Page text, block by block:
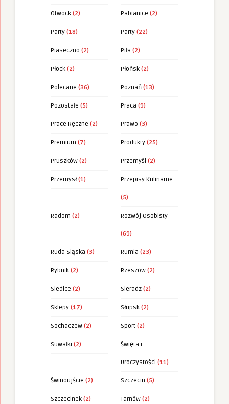
Otwock (2) Pabianice (2)
Party (18) Party (22)
Piaseczno (2) Piła (2)
Płock (2) Płońsk (2)
Polecane (36) Poznań (13)
Pozostałe (5) Praca (9)
Prace Ręczne (2) Prawo (3)
Premium (7) Produkty (25)
Pruszków (2) Przemyśl (2)
Przemysł (1) Przepisy Kulinarne
(5)
Radom (2) Rozwój Osobisty
(69)
Ruda Sląska (3) Rumia (23)
Rybnik (2) Rzeszów (2)
Siedlce (2) Sieradz (2)
Sklepy (17) Słupsk (2)
Sochaczew (2) Sport (2)
Suwałki (2) Święta i
Uroczystości (11)
Świnoujście (2) Szczecin (5)
Szczecinek (2) Tarnów (2)